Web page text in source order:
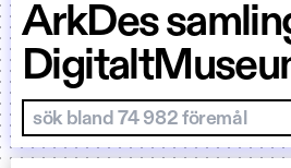
ArkDes
Sök i samlingar